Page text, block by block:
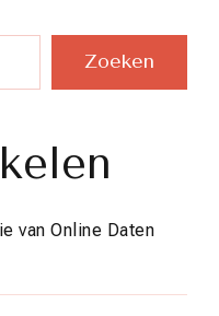
Zoeken
van Online Daten